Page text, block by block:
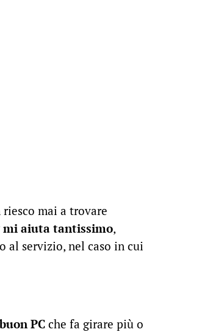
mai a trovare
mi aiuta tantissimo,
al servizio, nel caso in cui
PC che fa girare più o